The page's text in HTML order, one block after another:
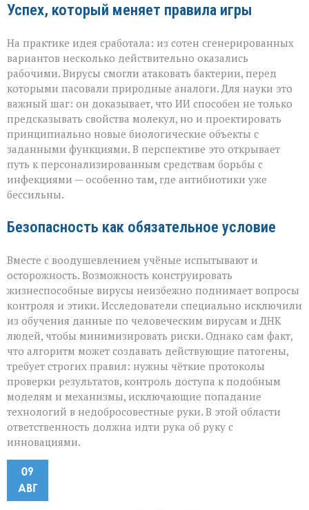
Успех, который меняет правила игры
На практике идея сработала: из сотен сгенерированных
вариантов несколько действительно оказались
рабочими. Вирусы смогли атаковать бактерии, перед
которыми пасовали природные аналоги. Для науки это
важный шаг: он доказывает, что ИИ способен не только
предсказывать свойства молекул, но и проектировать
принципиально новые биологические объекты с
заданными функциями. В перспективе это открывает
путь к персонализированным средствам борьбы с
инфекциями — особенно там, где антибиотики уже
бессильны.
Безопасность как обязательное условие
Вместе с воодушевлением учёные испытывают и
осторожность. Возможность конструировать
жизнеспособные вирусы неизбежно поднимает вопросы
контроля и этики. Исследователи специально исключили
из обучения данные по человеческим вирусам и ДНК
людей, чтобы минимизировать риски. Однако сам факт,
что алгоритм может создавать действующие патогены,
требует строгих правил: нужны чёткие протоколы
проверки результатов, контроль доступа к подобным
моделям и механизмы, исключающие попадание
технологий в недобросовестные руки. В этой области
ответственность должна идти рука об руку с
инновациями.
09
АВГ